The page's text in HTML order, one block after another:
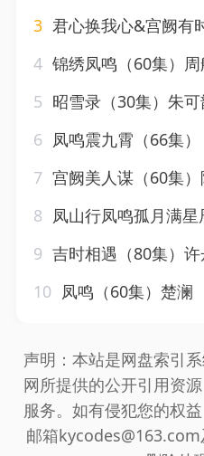
3 君心换我心&宫阙有
4 锦绣凤鸣（60集）
5 昭雪录（30集）朱
6 凤鸣震九霄（66集）
7 宫阙美人谋（60集
8 凤山行凤鸣孤月满星辰
9 吉时相遇（80集）
10 凤鸣（60集）楚澜
声明：本站是网盘索引
网所提供的公开引用资
服务。如有侵犯您的权
邮箱